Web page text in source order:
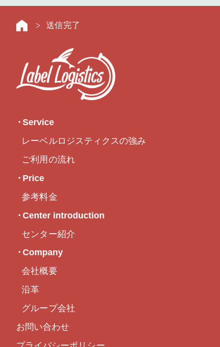
送信完了
Service
レーベルロジスティクスの強み
ご利用の流れ
Price
参考料金
Center introduction
センター紹介
Company
会社概要
沿革
グループ会社
お問い合わせ